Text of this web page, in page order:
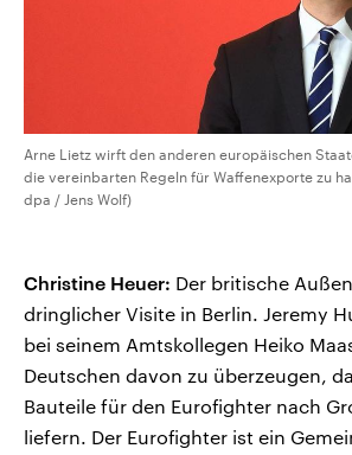
Arne Lietz wirft den anderen europäischen
die vereinbarten Regeln für Waffenexporte zu
dpa / Jens Wolf)
Christine Heuer: Der britische
dringlicher Visite in Berlin. Jeremy
bei seinem Amtskollegen Heiko
Deutschen davon zu überzeugen,
Bauteile für den Eurofighter nach
liefern. Der Eurofighter ist ein